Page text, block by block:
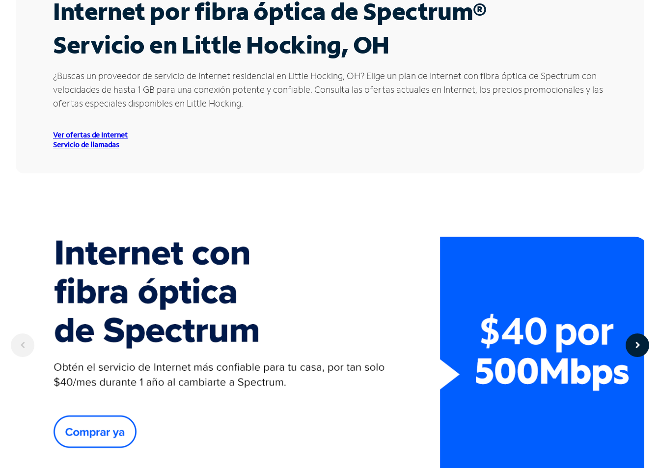
Internet por fibra óptica de Spectrum®
Servicio en Little Hocking, OH
¿Buscas un proveedor de servicio de Internet residencial en Little Hocking, OH? Elige un plan de Internet con fibra óptica de Spectrum con
velocidades de hasta 1 GB para una conexión potente y confiable. Consulta las ofertas actuales en Internet, los precios promocionales y las
ofertas especiales disponibles en Little Hocking.
Ver ofertas de Internet
Servicio de llamadas